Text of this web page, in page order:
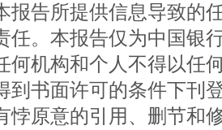
报告所提供信息导致的
任。本报告仅为中国银
何机构和个人不得以任
到书面许可的条件下刊
悖原意的引用、删节和